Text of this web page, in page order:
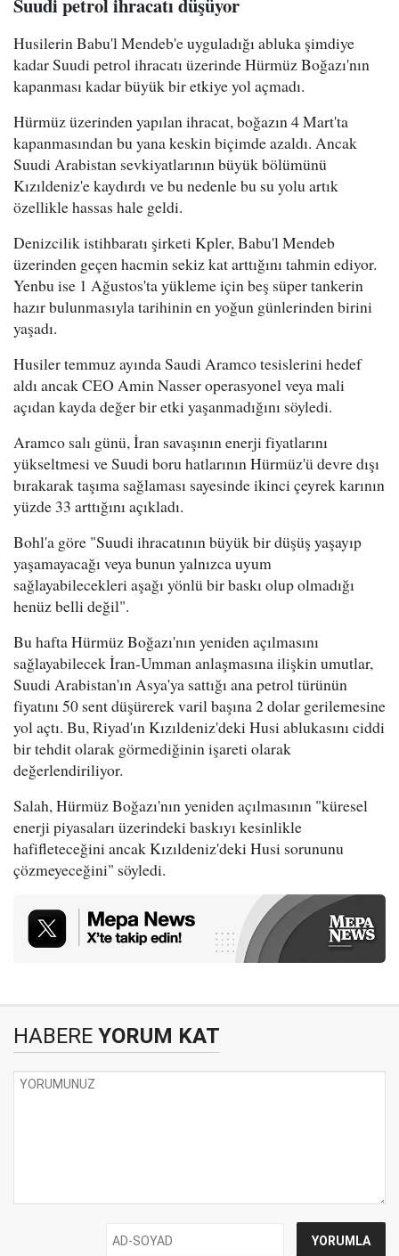
Husilerin Babu'l Mendeb'e uyguladığı abluka şimdiye
kadar Suudi petrol ihracatı üzerinde Hürmüz Boğazı'nın
kapanması kadar büyük bir etkiye yol açmadı.
Hürmüz üzerinden yapılan ihracat, boğazın 4 Mart'ta
kapanmasından bu yana keskin biçimde azaldı. Ancak
Suudi Arabistan sevkiyatlarının büyük bölümünü
Kızıldeniz'e kaydırdı ve bu nedenle bu su yolu artık
özellikle hassas hale geldi.
Denizcilik istihbaratı şirketi Kpler, Babu'l Mendeb
üzerinden geçen hacmin sekiz kat arttığını tahmin ediyor.
Yenbu ise 1 Ağustos'ta yükleme için beş süper tankerin
hazır bulunmasıyla tarihinin en yoğun günlerinden birini
yaşadı.
Husiler temmuz ayında Saudi Aramco tesislerini hedef
aldı ancak CEO Amin Nasser operasyonel veya mali
açıdan kayda değer bir etki yaşanmadığını söyledi.
Aramco salı günü, İran savaşının enerji fiyatlarını
yükseltmesi ve Suudi boru hatlarının Hürmüz'ü devre dışı
bırakarak taşıma sağlaması sayesinde ikinci çeyrek karının
yüzde 33 arttığını açıkladı.
Bohl'a göre "Suudi ihracatının büyük bir düşüş yaşayıp
yaşamayacağı veya bunun yalnızca uyum
sağlayabilecekleri aşağı yönlü bir baskı olup olmadığı
henüz belli değil".
Bu hafta Hürmüz Boğazı'nın yeniden açılmasını
sağlayabilecek İran-Umman anlaşmasına ilişkin umutlar,
Suudi Arabistan'ın Asya'ya sattığı ana petrol türünün
fiyatını 50 sent düşürerek varil başına 2 dolar gerilemesine
yol açtı. Bu, Riyad'ın Kızıldeniz'deki Husi ablukasını ciddi
bir tehdit olarak görmediğinin işareti olarak
değerlendiriliyor.
Salah, Hürmüz Boğazı'nın yeniden açılmasının "küresel
enerji piyasaları üzerindeki baskıyı kesinlikle
hafifleteceğini ancak Kızıldeniz'deki Husi sorununu
çözmeyeceğini" söyledi.
HABERE YORUM KAT